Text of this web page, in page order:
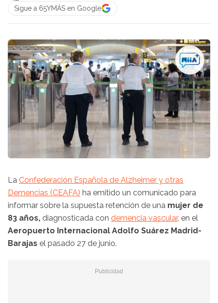
Sigue a 65YMÁS en Google
La Confederación Española de Alzheimer y otras
Demencias (CEAFA) ha emitido un comunicado para
informar sobre la supuesta retención de una mujer de
83 años, diagnosticada con demencia vascular, en el
Aeropuerto Internacional Adolfo Suárez Madrid-
Barajas el pasado 27 de junio.